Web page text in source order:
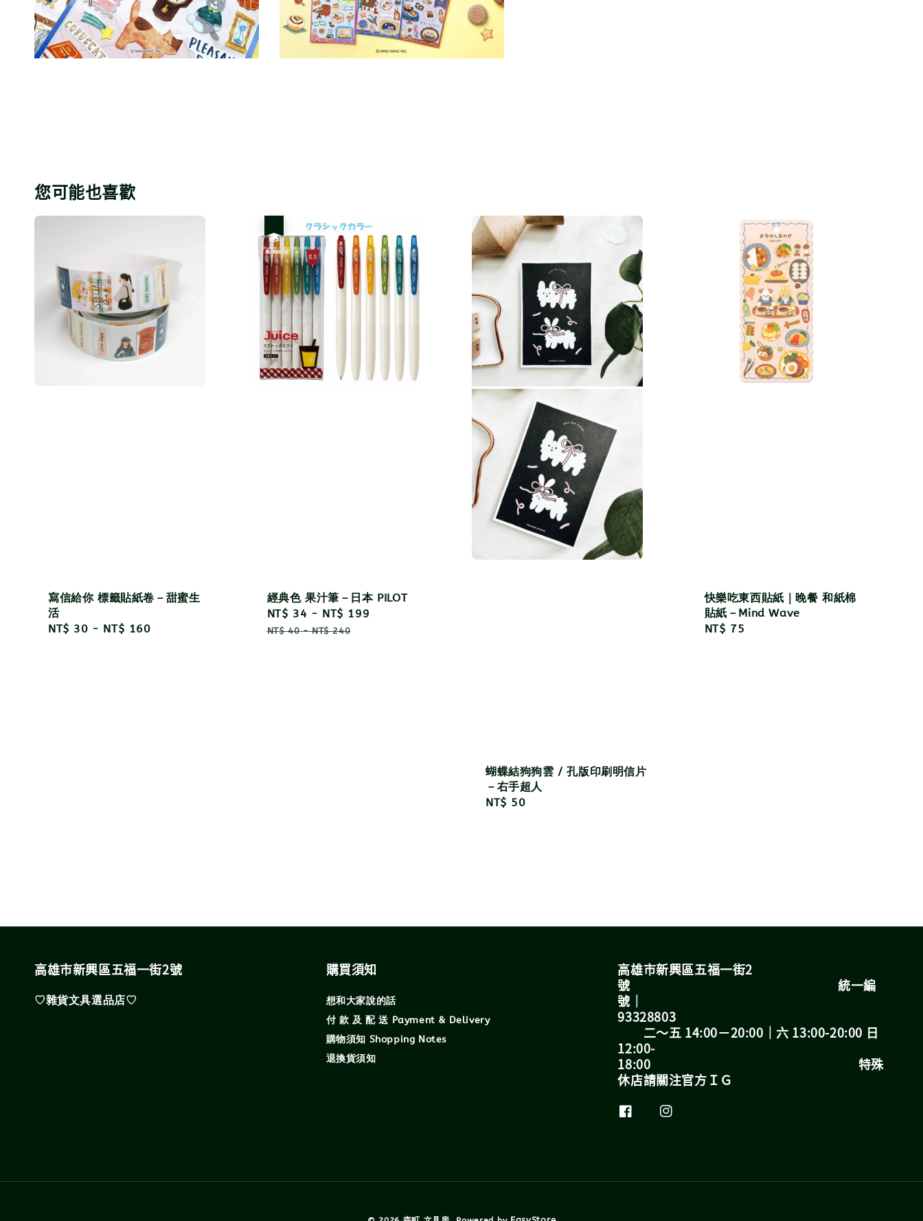
您可能也喜歡
寫信給你 標籤貼紙卷－甜蜜生
活
Regular
NT$ 30 - NT$ 160
經典色 果汁筆－日本 PILOT
Sale
price
NT$ 34 - NT$ 199
NT$ 40-NT$ 240
蝴蝶結狗狗雲 / 孔版印刷明信片
－右手超人
Regular
NT$ 50
快樂吃東西貼紙｜晚餐 和紙棉
貼紙－Mind Wave
Regular
NT$ 75
高雄市新興區五福一街2號
♡雜貨文具選品店♡
購買須知
想和大家說的話
付 款 及 配 送 Payment & Delivery
購物須知 Shopping Notes
退換貨須知
高雄市新興區五福一街2
號 統一編
號｜
93328803
二～五 14:00－20:00｜六 13:00-20:00 日
12:00-
18:00 特殊
休店請關注官方ＩＧ